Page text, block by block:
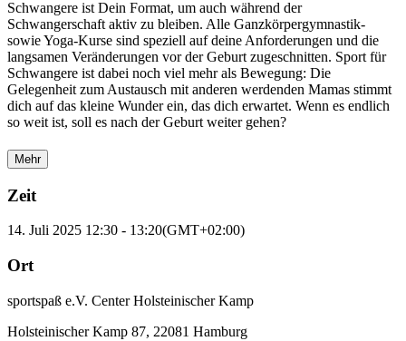
Schwangere ist Dein Format, um auch während der
Schwangerschaft aktiv zu bleiben. Alle Ganzkörpergymnastik-
sowie Yoga-Kurse sind speziell auf deine Anforderungen und die
langsamen Veränderungen vor der Geburt zugeschnitten. Sport für
Schwangere ist dabei noch viel mehr als Bewegung: Die
Gelegenheit zum Austausch mit anderen werdenden Mamas stimmt
dich auf das kleine Wunder ein, das dich erwartet. Wenn es endlich
so weit ist, soll es nach der Geburt weiter gehen?
Mehr
Zeit
14. Juli 2025 12:30 - 13:20(GMT+02:00)
Ort
sportspaß e.V. Center Holsteinischer Kamp
Holsteinischer Kamp 87, 22081 Hamburg